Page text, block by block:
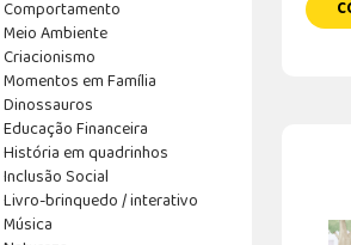
Comportamento
Meio Ambiente
Criacionismo
Momentos em Família
Dinossauros
Educação Financeira
História em quadrinhos
Inclusão Social
Livro-brinquedo / interativo
Música